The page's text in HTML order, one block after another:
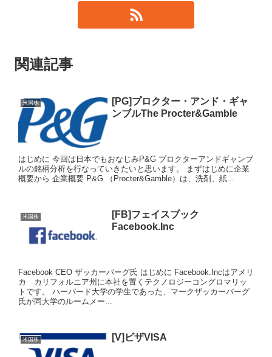
関連記事
米国株
[PG]プロクター・アンド・ギャ
ンブルThe Procter&Gamble
はじめに 今回は日本でもおなじみP&G プロクターアンドギャンブ
ルの銘柄分析を行なっていきたいと思います。 まずはじめに企業
概要から 企業概要 P&G （Procter&Gamble）は、洗剤、紙...
米国株
[FB]フェイスブック
Facebook.Inc
Facebook CEO ザッカーバーグ氏 はじめに Facebook.Incはアメリ
カ カリフォルニア州に本社を置くテクノロジーコングロマリッ
トです。 ハーバード大学の学生であった、マークザッカーバーグ
氏が同大学のルームメー...
米国株 [V]ビザVISA